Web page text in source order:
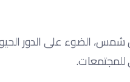
شمس، الضوء على الدور